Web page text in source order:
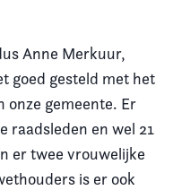
Anne Merkuur,
goed gesteld met het
onze gemeente. Er
raadsleden en wel 21
er twee vrouwelijke
is er ook